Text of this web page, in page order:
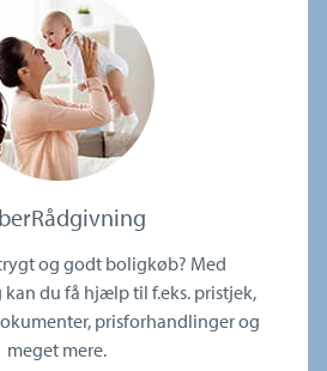
og godt boligkøb? Med
du få hjælp til f.eks. pristjek,
prisforhandlinger og
meget mere.